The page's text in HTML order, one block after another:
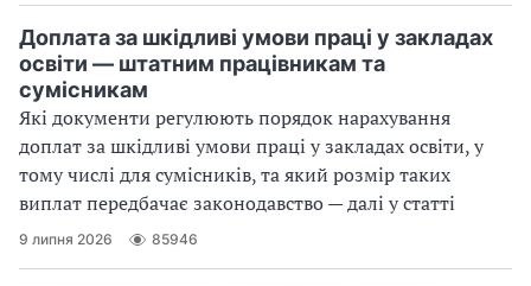
Доплата за шкідливі умови праці у закладах
освіти — штатним працівникам та
сумісникам
Які документи регулюють порядок нарахування
доплат за шкідливі умови праці у закладах освіти, у
тому числі для сумісників, та який розмір таких
виплат передбачає законодавство — далі у статті
9 липня 2026 85946